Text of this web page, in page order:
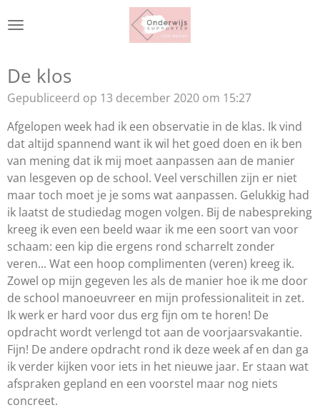
direct
hoofdinhoud
De klos
Gepubliceerd op 13 december 2020 om 15:27
Afgelopen week had ik een observatie in de klas. Ik vind
dat altijd spannend want ik wil het goed doen en ik ben
van mening dat ik mij moet aanpassen aan de manier
van lesgeven op de school. Veel verschillen zijn er niet
maar toch moet je je soms wat aanpassen. Gelukkig had
ik laatst de studiedag mogen volgen. Bij de nabespreking
kreeg ik even een beeld waar ik me een soort van voor
schaam: een kip die ergens rond scharrelt zonder
veren... Wat een hoop complimenten (veren) kreeg ik.
Zowel op mijn gegeven les als de manier hoe ik me door
de school manoeuvreer en mijn professionaliteit in zet.
Ik werk er hard voor dus erg fijn om te horen! De
opdracht wordt verlengd tot aan de voorjaarsvakantie.
Fijn! De andere opdracht rond ik deze week af en dan ga
ik verder kijken voor iets in het nieuwe jaar. Er staan wat
afspraken gepland en een voorstel maar nog niets
concreet.